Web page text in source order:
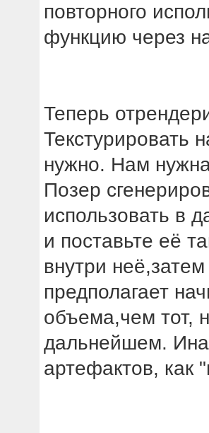
повторного
функцию через
Теперь
Текстурировать
нужно. Нам
Позер
использовать в
и поставьте её
внутри
предполагает
объема,чем тот,
дальнейшем.
артефактов, как